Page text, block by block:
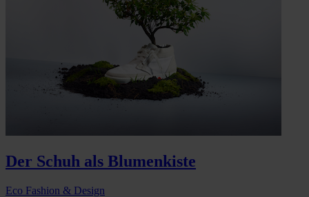
Der Schuh als Blumenkiste
Eco Fashion & Design